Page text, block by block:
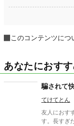
このコンテンツにつ
あなたにおす
騙されて
てけてとん
友人におす
す。長すぎ